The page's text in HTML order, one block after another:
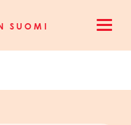
SUOMI